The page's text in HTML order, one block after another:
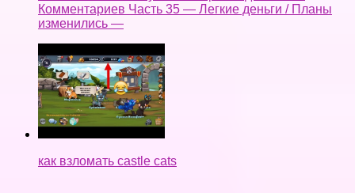
Комментариев Часть 35 — Легкие деньги / Планы
изменились —
как взломать castle cats